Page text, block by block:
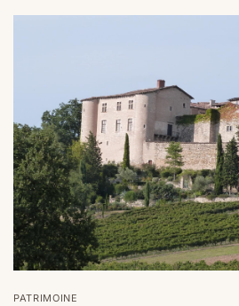
PATRIMOINE